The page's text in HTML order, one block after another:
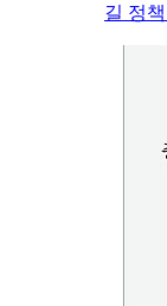
길 정